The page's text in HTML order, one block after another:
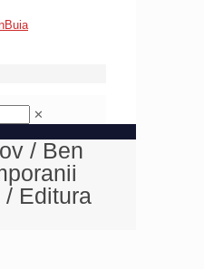
✕
/ Ben
/ Editura